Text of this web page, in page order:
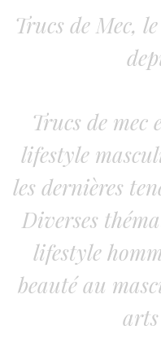
Trucs de Mec,
Trucs de mec
lifestyle
les dernières
Diverses
lifestyle
beauté au